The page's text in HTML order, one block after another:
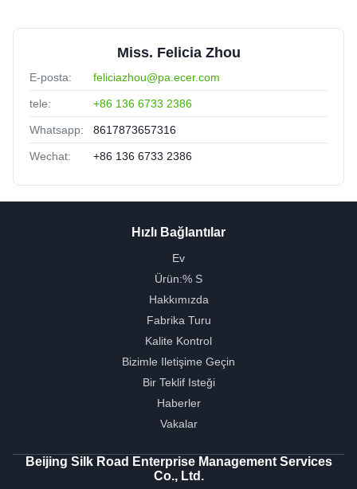
Miss. Felicia Zhou
E-posta: feliciazhou@pa.ecer.com
tele: +86 136 6733 2386
Whatsapp: 8617873657316
Wechat: +86 136 6733 2386
Hızlı Bağlantılar
Ev
Ürün:% S
Hakkımızda
Fabrika Turu
Kalite Kontrol
Bizimle Iletişime Geçin
Bir Teklif Isteği
Haberler
Vakalar
Beijing Silk Road Enterprise Management Services
Co., Ltd.